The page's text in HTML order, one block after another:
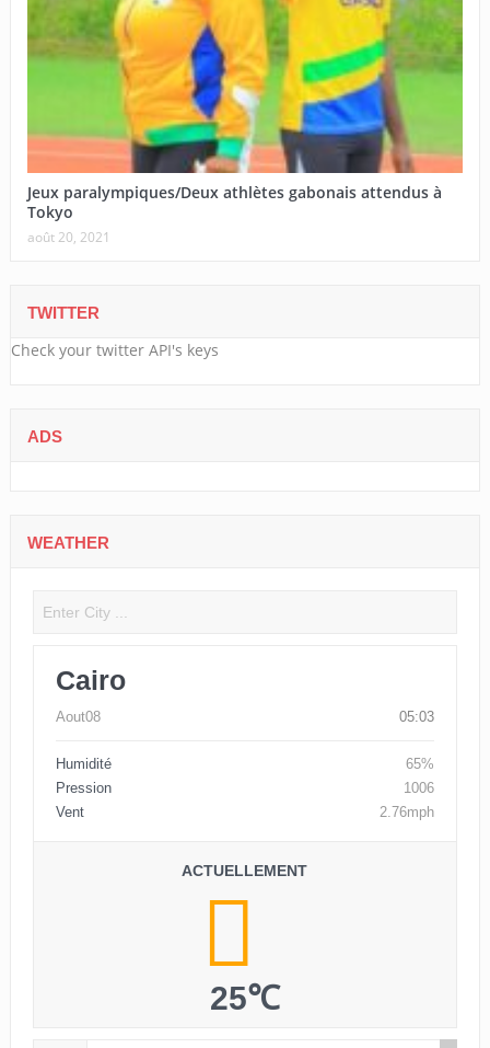
Jeux paralympiques/Deux athlètes gabonais attendus à
Tokyo
août 20, 2021
TWITTER
Check your twitter API's keys
ADS
WEATHER
Cairo
Aout08 05:03
Humidité
65%
Pression
1006
Vent
2.76mph
ACTUELLEMENT
25℃